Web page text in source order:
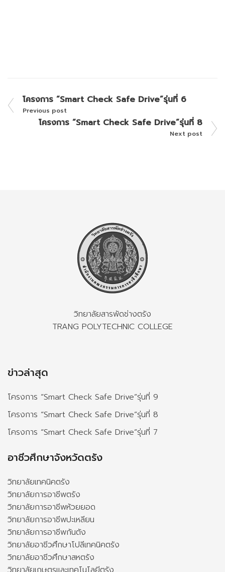
โครงการ “Smart Check Safe Drive”รุ่นที่ 6
Previous post
โครงการ “Smart Check Safe Drive”รุ่นที่ 8
Next post
วิทยาลัยสารพัดช่างตรัง
TRANG POLYTECHNIC COLLEGE
ข่าวล่าสุด
โครงการ “Smart Check Safe Drive”รุ่นที่ 9
โครงการ “Smart Check Safe Drive”รุ่นที่ 8
โครงการ “Smart Check Safe Drive”รุ่นที่ 7
อาชีวศึกษาจังหวัดตรัง
วิทยาลัยเทคนิคตรัง
วิทยาลัยการอาชีพตรัง
วิทยาลัยการอาชีพห้วยยอด
วิทยาลัยการอาชีพปะเหลียน
วิทยาลัยการอาชีพกันตัง
วิทยาลัยอาชีวศึกษาโปลีเทคนิคตรัง
วิทยาลัยอาชีวศึกษาสหตรัง